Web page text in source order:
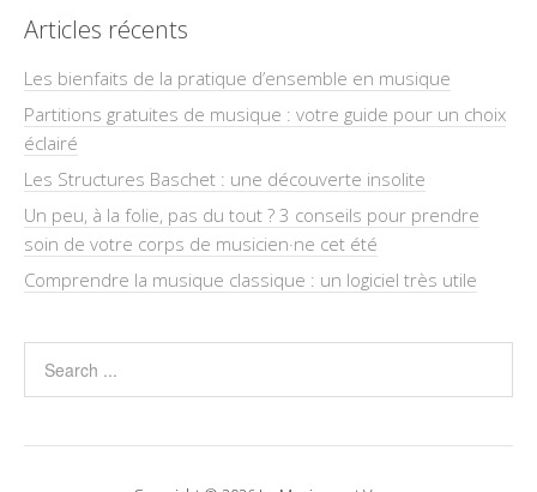
Articles récents
Les bienfaits de la pratique d’ensemble en musique
Partitions gratuites de musique : votre guide pour un choix
éclairé
Les Structures Baschet : une découverte insolite
Un peu, à la folie, pas du tout ? 3 conseils pour prendre
soin de votre corps de musicien·ne cet été
Comprendre la musique classique : un logiciel très utile